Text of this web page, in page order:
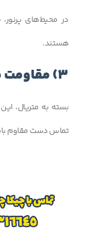
در محیط‌های
هستند.
3) مقاومت مناسب
بسته به متریال،
تماس دست مقاوم